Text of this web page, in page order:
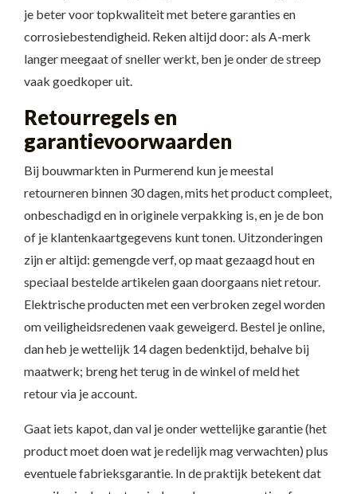
je beter voor topkwaliteit met betere garanties en
corrosiebestendigheid. Reken altijd door: als A-merk
langer meegaat of sneller werkt, ben je onder de streep
vaak goedkoper uit.
Retourregels en
garantievoorwaarden
Bij bouwmarkten in Purmerend kun je meestal
retourneren binnen 30 dagen, mits het product compleet,
onbeschadigd en in originele verpakking is, en je de bon
of je klantenkaartgegevens kunt tonen. Uitzonderingen
zijn er altijd: gemengde verf, op maat gezaagd hout en
speciaal bestelde artikelen gaan doorgaans niet retour.
Elektrische producten met een verbroken zegel worden
om veiligheidsredenen vaak geweigerd. Bestel je online,
dan heb je wettelijk 14 dagen bedenktijd, behalve bij
maatwerk; breng het terug in de winkel of meld het
retour via je account.
Gaat iets kapot, dan val je onder wettelijke garantie (het
product moet doen wat je redelijk mag verwachten) plus
eventuele fabrieksgarantie. In de praktijk betekent dat